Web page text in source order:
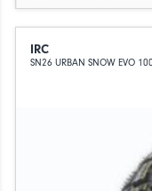
IRC
SN26 URBAN SNOW EVO